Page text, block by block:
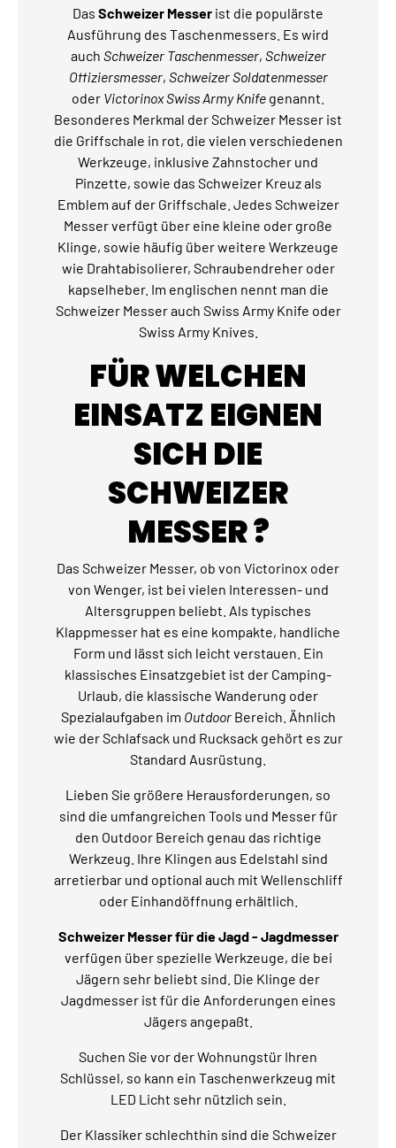
Das Schweizer Messer ist die populärste
Ausführung des Taschenmessers. Es wird
auch Schweizer Taschenmesser, Schweizer
Offiziersmesser, Schweizer Soldatenmesser
oder Victorinox Swiss Army Knife genannt.
Besonderes Merkmal der Schweizer Messer ist
die Griffschale in rot, die vielen verschiedenen
Werkzeuge, inklusive Zahnstocher und
Pinzette, sowie das Schweizer Kreuz als
Emblem auf der Griffschale. Jedes Schweizer
Messer verfügt über eine kleine oder große
Klinge, sowie häufig über weitere Werkzeuge
wie Drahtabisolierer, Schraubendreher oder
kapselheber. Im englischen nennt man die
Schweizer Messer auch Swiss Army Knife oder
Swiss Army Knives.
FÜR WELCHEN
EINSATZ EIGNEN
SICH DIE
SCHWEIZER
MESSER ?
Das Schweizer Messer, ob von Victorinox oder
von Wenger, ist bei vielen Interessen- und
Altersgruppen beliebt. Als typisches
Klappmesser hat es eine kompakte, handliche
Form und lässt sich leicht verstauen. Ein
klassisches Einsatzgebiet ist der Camping-
Urlaub, die klassische Wanderung oder
Spezialaufgaben im OutdoorBereich. Ähnlich
wie der Schlafsack und Rucksack gehört es zur
Standard Ausrüstung.
Lieben Sie größere Herausforderungen, so
sind die umfangreichen Tools und Messer für
den Outdoor Bereich genau das richtige
Werkzeug. Ihre Klingen aus Edelstahl sind
arretierbar und optional auch mit Wellenschliff
oder Einhandöffnung erhältlich.
Schweizer Messer für die Jagd - Jagdmesser
verfügen über spezielle Werkzeuge, die bei
Jägern sehr beliebt sind. Die Klinge der
Jagdmesser ist für die Anforderungen eines
Jägers angepaßt.
Suchen Sie vor der Wohnungstür Ihren
Schlüssel, so kann ein Taschenwerkzeug mit
LED Licht sehr nützlich sein.
Der Klassiker schlechthin sind die Schweizer